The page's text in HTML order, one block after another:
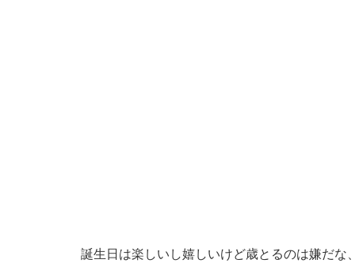
誕生日は楽しいし嬉しいけど歳とるのは嫌だな